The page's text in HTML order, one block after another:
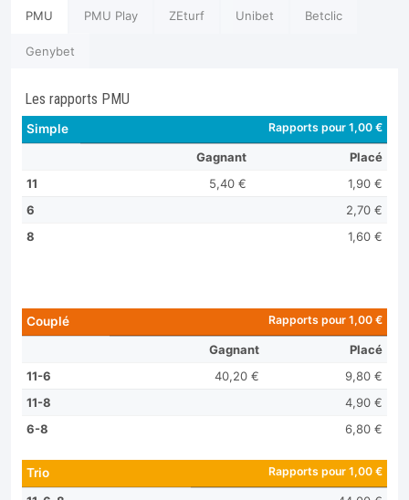
PMU PMU Play ZEturf Unibet Betclic
Genybet
Les rapports PMU
Simple Rapports pour 1,00 €
Gagnant
Placé
11
5,40 €
1,90 €
6
2,70 €
8
1,60 €
Couplé Rapports pour 1,00 €
Gagnant
Placé
11-6
40,20 €
9,80 €
11-8
4,90 €
6-8
6,80 €
Trio Rapports pour 1,00 €